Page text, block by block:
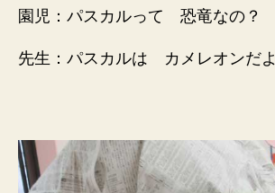
園児：パスカルって 恐竜なの？
先生：パスカルは カメレオンだよ